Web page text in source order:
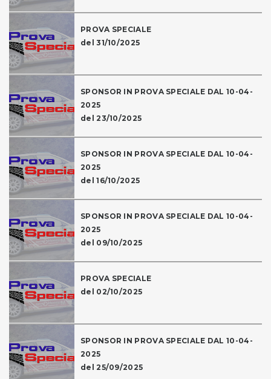
PROVA SPECIALE
del 31/10/2025
SPONSOR IN PROVA SPECIALE DAL 10-04-
2025
del 23/10/2025
SPONSOR IN PROVA SPECIALE DAL 10-04-
2025
del 16/10/2025
SPONSOR IN PROVA SPECIALE DAL 10-04-
2025
del 09/10/2025
PROVA SPECIALE
del 02/10/2025
SPONSOR IN PROVA SPECIALE DAL 10-04-
2025
del 25/09/2025